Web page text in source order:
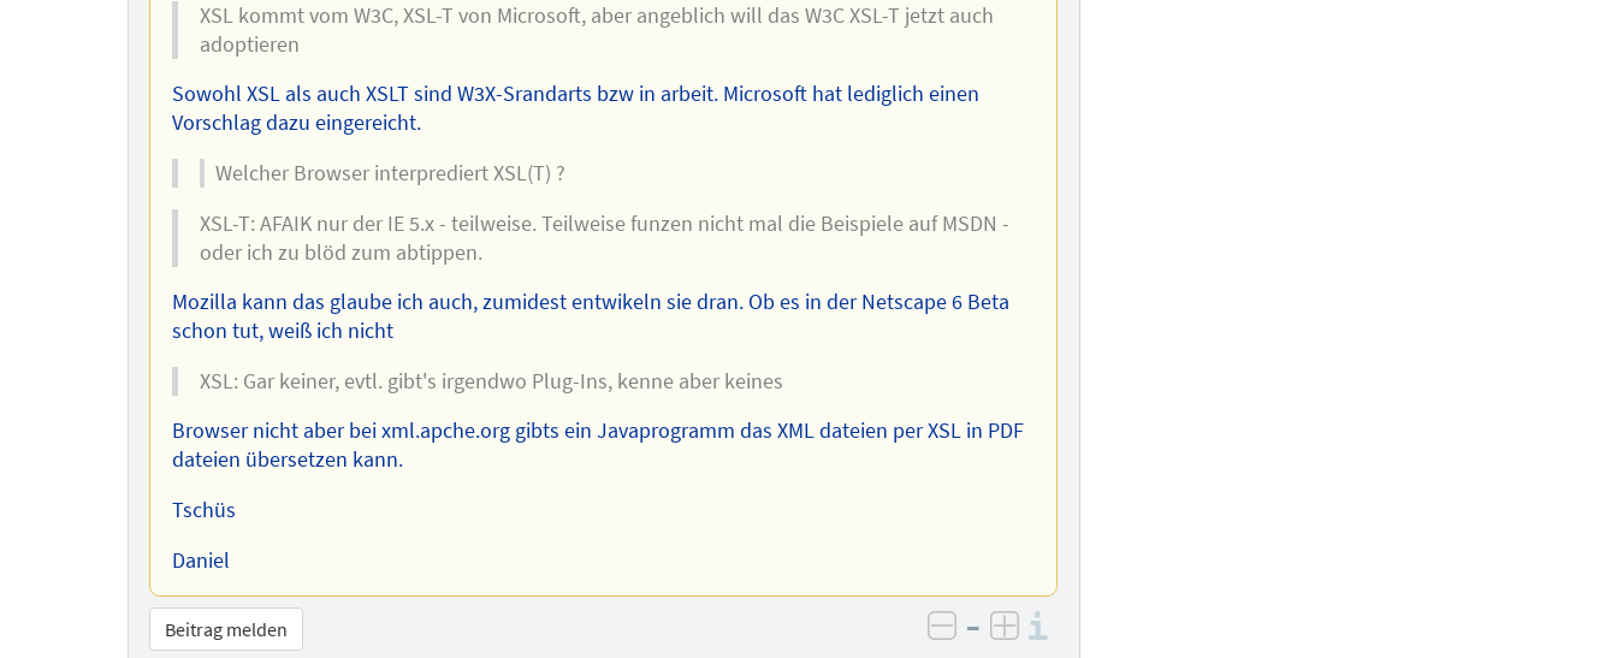
XSL kommt vom W3C, XSL-T von Microsoft, aber angeblich will das W3C XSL-T jetzt auch
adoptieren
Sowohl XSL als auch XSLT sind W3X-Srandarts bzw in arbeit. Microsoft hat lediglich einen
Vorschlag dazu eingereicht.
Welcher Browser interprediert XSL(T) ?
XSL-T: AFAIK nur der IE 5.x - teilweise. Teilweise funzen nicht mal die Beispiele auf MSDN -
oder ich zu blöd zum abtippen.
Mozilla kann das glaube ich auch, zumidest entwikeln sie dran. Ob es in der Netscape 6 Beta
schon tut, weiß ich nicht
XSL: Gar keiner, evtl. gibt's irgendwo Plug-Ins, kenne aber keines
Browser nicht aber bei xml.apche.org gibts ein Javaprogramm das XML dateien per XSL in PDF
dateien übersetzen kann.
Tschüs
Daniel
Beitrag melden negativ bewerten
– positiv bewerten